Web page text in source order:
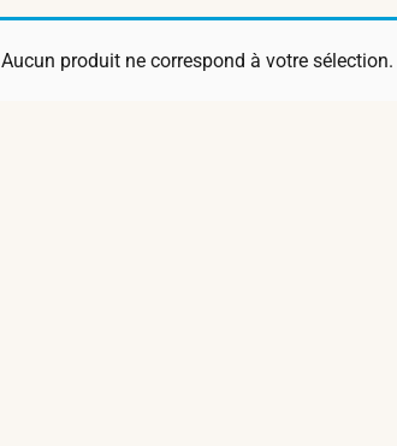
Aucun produit ne correspond à votre sélection.